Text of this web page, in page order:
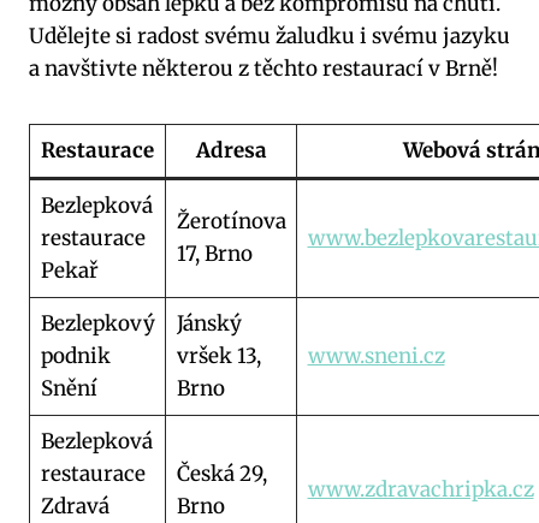
Udělejte si radost svému žaludku i svému jazyku
a navštivte některou z těchto restaurací v Brně!
Restaurace Adresa Webová
Bezlepková
restaurace
Pekař
Žerotínova
17, Brno
Bezlepkový
podnik
Snění
Jánský
vršek 13,
Brno
www.sneni.cz
Bezlepková
restaurace
Zdravá
Česká 29,
Brno
www.zdravachripka.cz